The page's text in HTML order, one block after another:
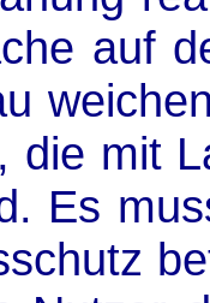
auf
die mit
Es